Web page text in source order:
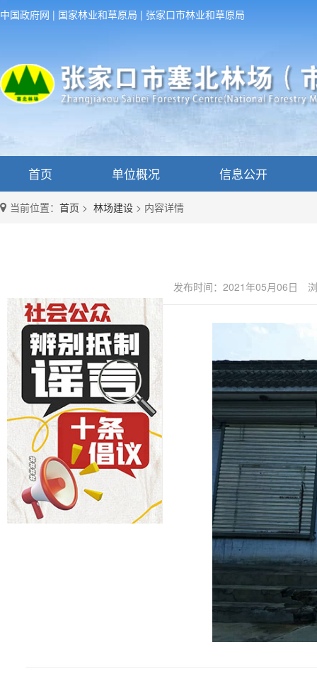
中国政府网 | 国家林业和草原局 | 张家口市林业和草原局
首页 单位概况 信息公开
当前位置： 首页 > 林场建设 > 内容详情
发布时间：2021年05月06日